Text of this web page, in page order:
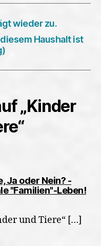
wieder zu.
Haushalt ist
„Kinder
Ja oder Nein? -
"Familien"-Leben!
und Tiere“ […]